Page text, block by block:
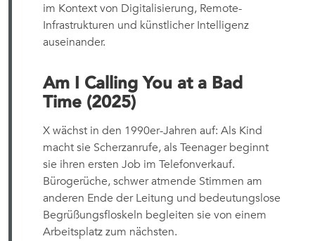
im Kontext von Digitalisierung, Remote-
Infrastrukturen und künstlicher Intelligenz
auseinander.
Am I Calling You at a Bad
Time (2025)
X wächst in den 1990er-Jahren auf: Als Kind
macht sie Scherzanrufe, als Teenager beginnt
sie ihren ersten Job im Telefonverkauf.
Bürogerüche, schwer atmende Stimmen am
anderen Ende der Leitung und bedeutungslose
Begrüßungsfloskeln begleiten sie von einem
Arbeitsplatz zum nächsten.